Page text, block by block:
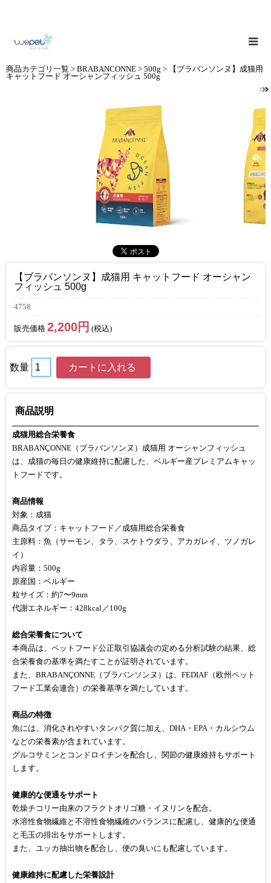
商品カテゴリ一覧 > BRABANCONNE > 500g > 【ブラバンソンヌ】成猫用
キャットフード オーシャンフィッシュ 500g
【ブラバンソンヌ】成猫用 キャットフード オーシャン
フィッシュ 500g
4758
販売価格 2,200円 (税込)
数量
商品説明
成猫用総合栄養食
BRABANÇONNE（ブラバンソンヌ）成猫用 オーシャンフィッシュ
は、成猫の毎日の健康維持に配慮した、ベルギー産プレミアムキャッ
トフードです。
商品情報
対象：成猫
商品タイプ：キャットフード／成猫用総合栄養食
主原料：魚（サーモン、タラ、スケトウダラ、アカガレイ、ツノガレ
イ）
内容量：500g
原産国：ベルギー
粒サイズ：約7〜9mm
代謝エネルギー：428kcal／100g
総合栄養食について
本商品は、ペットフード公正取引協議会の定める分析試験の結果、総
合栄養食の基準を満たすことが証明されています。
また、BRABANÇONNE（ブラバンソンヌ）は、FEDIAF（欧州ペット
フード工業会連合）の栄養基準を満たしています。
商品の特徴
魚には、消化されやすいタンパク質に加え、DHA・EPA・カルシウム
などの栄養素が含まれています。
グルコサミンとコンドロイチンを配合し、関節の健康維持もサポート
します。
健康的な便通をサポート
乾燥チコリー由来のフラクトオリゴ糖・イヌリンを配合。
水溶性食物繊維と不溶性食物繊維のバランスに配慮し、健康的な便通
と毛玉の排出をサポートします。
また、ユッカ抽出物を配合し、便の臭いにも配慮しています。
健康維持に配慮した栄養設計